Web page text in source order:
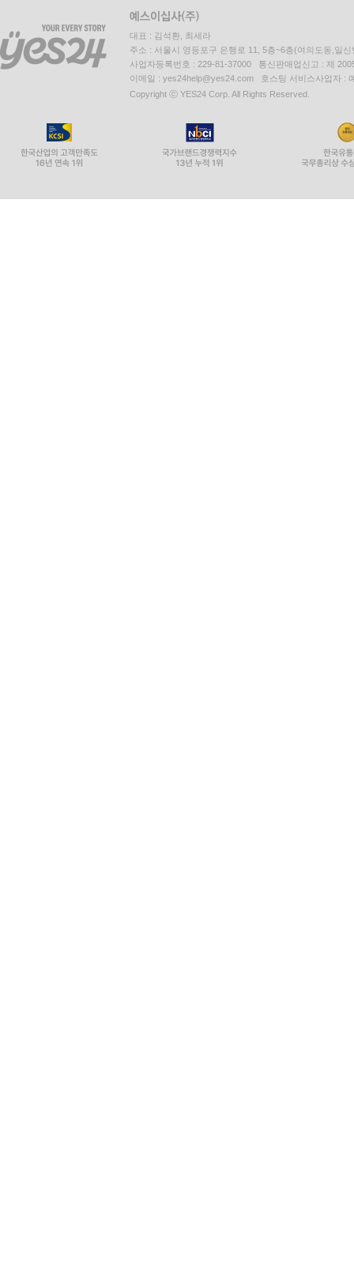
대표 : 김석환, 최세라
주소 : 서울시 영등포구 은행로 11, 5층~6층(여의도동,일신
사업자등록번호 : 229-81-37000 통신판매업신고 : 제
이메일 : yes24help@yes24.com 호스팅 서비스사업자 :
Copyright ⓒ YES24 Corp. All Rights Reserved.